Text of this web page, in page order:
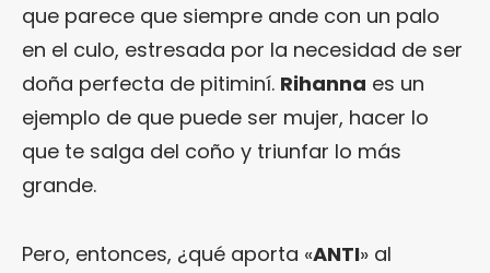
que parece que siempre ande con un palo
en el culo, estresada por la necesidad de ser
doña perfecta de pitiminí. Rihanna es un
ejemplo de que puede ser mujer, hacer lo
que te salga del coño y triunfar lo más
grande.
Pero, entonces, ¿qué aporta «ANTI» al